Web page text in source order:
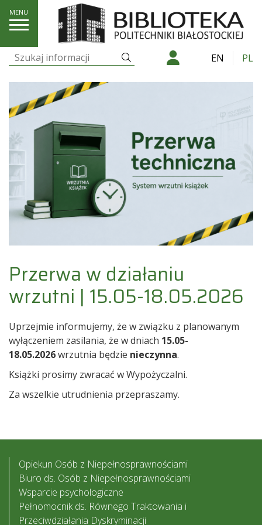
Szukaj: EN PL
Articles by: pjastrzebski
Przerwa w działaniu
wrzutni | 15.05-18.05.2026
Uprzejmie informujemy, że w związku z planowanym
wyłączeniem zasilania, że w dniach 15.05-
18.05.2026wrzutnia będzie nieczynna.
Książki prosimy zwracać w Wypożyczalni.
Za wszelkie utrudnienia przepraszamy.
Opiekun Osób z Niepełnosprawnościami
Biuro ds. Osób z Niepełnosprawnościami
Wsparcie psychologiczne
Pełnomocnik ds. Równego Traktowania i
Przeciwdziałania Dyskryminacji